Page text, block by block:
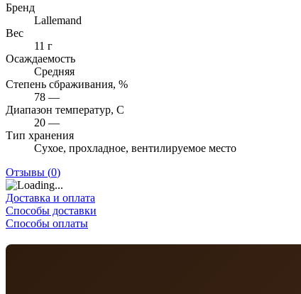
Бренд
Lallemand
Вес
11 г
Осаждаемость
Средняя
Степень сбраживания, %
78 —
Диапазон температур, C
20 —
Тип хранения
Сухое, прохладное, вентилируемое место
Отзывы (0)
Доставка и оплата
Способы доставки
Способы оплаты